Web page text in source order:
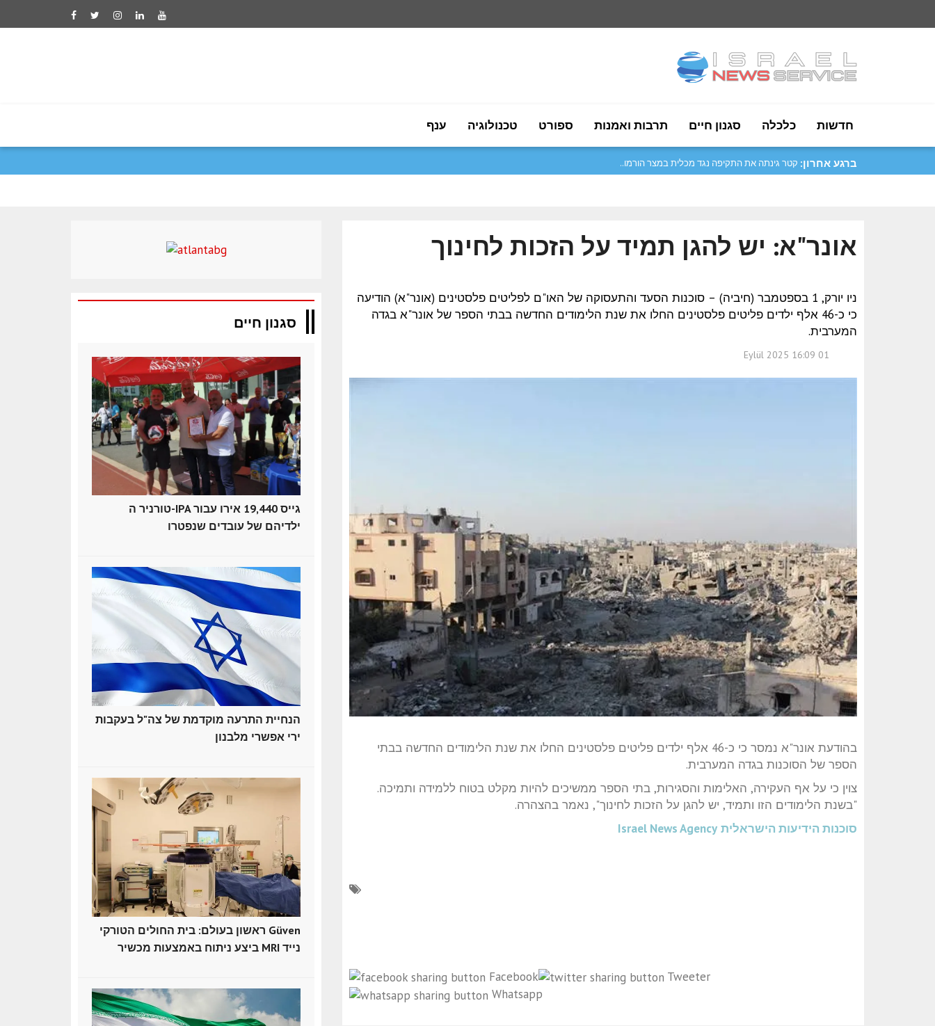
ענף טכנולוגיה ספורט תרבות ואמנות סגנון חיים כלכלה חדשות
ברגע אחרון: מטסולה: נעביר את התרבות והמסורות שלנו לד..
אונר"א: יש להגן תמיד על הזכות לחינוך
ניו יורק, 1 בספטמבר (חיביה) – סוכנות הסעד והתעסוקה של האו"ם לפליטים פלסטינים (אונר"א) הודיעה
כי כ-46 אלף ילדים פליטים פלסטינים החלו את שנת הלימודים החדשה בבתי הספר של אונר"א בגדה
המערבית.
01 Eylül 2025 16:09
בהודעת אונר"א נמסר כי כ-46 אלף ילדים פליטים פלסטינים החלו את שנת הלימודים החדשה בבתי
הספר של הסוכנות בגדה המערבית.
צוין כי על אף העקירה, האלימות והסגירות, בתי הספר ממשיכים להיות מקלט בטוח ללמידה ותמיכה.
"בשנת הלימודים הזו ותמיד, יש להגן על הזכות לחינוך", נאמר בהצהרה.
סוכנות הידיעות הישראלית Israel News Agency
Facebook
Tweeter
Whatsapp
סגנון חיים
טורניר ה-IPA גייס 19,440 אירו עבור
ילדיהם של עובדים שנפטרו
הנחיית התרעה מוקדמת של צה"ל בעקבות
ירי אפשרי מלבנון
ראשון בעולם: בית החולים הטורקי Güven
ביצע ניתוח באמצעות מכשיר MRI נייד